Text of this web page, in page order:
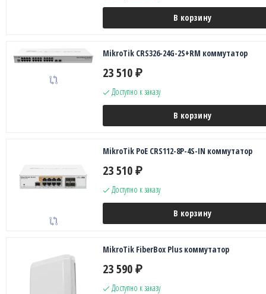
В корзину
MikroTik CRS326-24G-2S+RM коммутатор
23 510 ₽
Доступно к заказу
В корзину
MikroTik PoE CRS112-8P-4S-IN коммутатор
23 510 ₽
Доступно к заказу
В корзину
MikroTik FiberBox Plus коммутатор
23 590 ₽
Доступно к заказу